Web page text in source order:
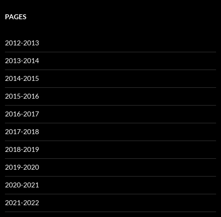
PAGES
2012-2013
2013-2014
2014-2015
2015-2016
2016-2017
2017-2018
2018-2019
2019-2020
2020-2021
2021-2022